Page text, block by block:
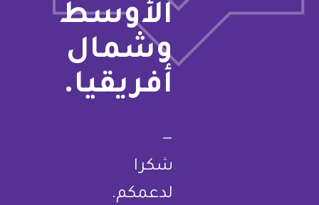
الأوسط
وشمال
أفريقيا.
—
شكرا
لدعمكم.